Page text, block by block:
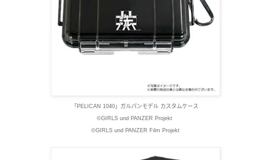
「PELICAN 1040」ガルパンモデル カスタムケース
©GIRLS und PANZER Projekt
©GIRLS und PANZER Film Projekt